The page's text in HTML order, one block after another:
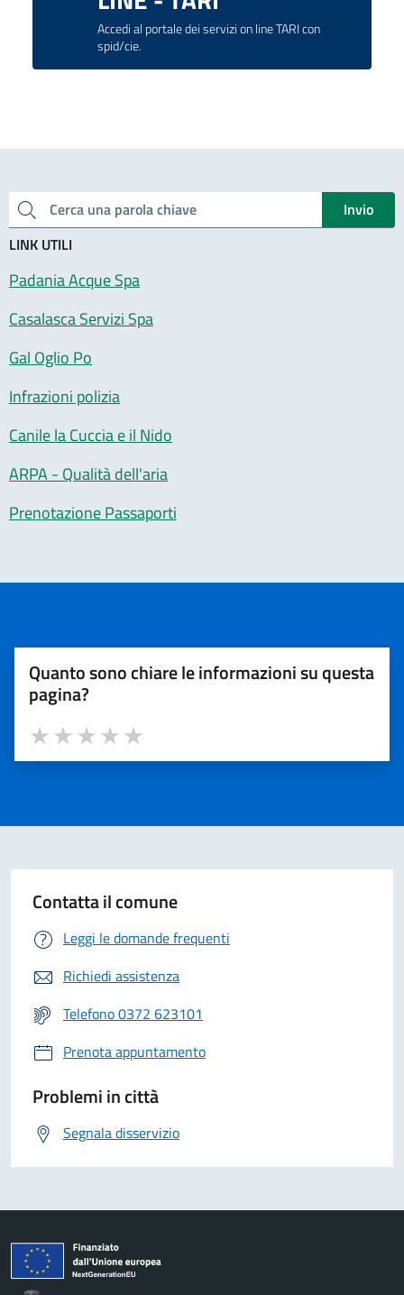
Accedi al portale dei servizi on line TARI con
spid/cie.
Cerca una parola chiave
Invio
LINK UTILI
Padania Acque Spa
Casalasca Servizi Spa
Gal Oglio Po
Infrazioni polizia
Canile la Cuccia e il Nido
ARPA - Qualità dell'aria
Prenotazione Passaporti
Quanto sono chiare le informazioni su questa
pagina?
Valuta 5 stelle su 5
Valuta 4 stelle su 5
Valuta 3 stelle su 5
Valuta 2 stelle su 5
Valuta 1 stelle su 5
Contatta il comune
Leggi le domande frequenti
Richiedi assistenza
Telefono 0372 623101
Prenota appuntamento
Problemi in città
Segnala disservizio